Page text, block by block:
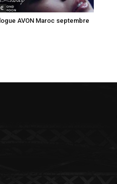
AVON Maroc septembre